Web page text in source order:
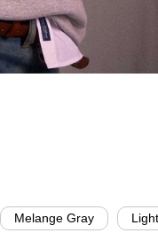
Melange Gray